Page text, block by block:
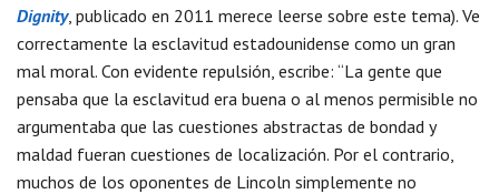
Dignity, publicado en 2011 merece leerse sobre este tema). Ve
correctamente la esclavitud estadounidense como un gran
mal moral. Con evidente repulsión, escribe: “La gente que
pensaba que la esclavitud era buena o al menos permisible no
argumentaba que las cuestiones abstractas de bondad y
maldad fueran cuestiones de localización. Por el contrario,
muchos de los oponentes de Lincoln simplemente no